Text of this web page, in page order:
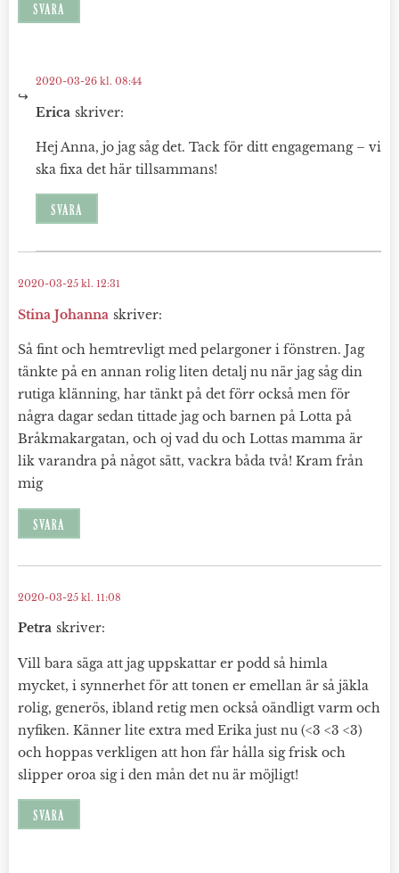
SVARA
Erica skriver:
2020-03-26 kl. 08:44
Hej Anna, jo jag såg det. Tack för ditt engagemang – vi
ska fixa det här tillsammans!
SVARA
Stina Johanna skriver:
2020-03-25 kl. 12:31
Så fint och hemtrevligt med pelargoner i fönstren. Jag
tänkte på en annan rolig liten detalj nu när jag såg din
rutiga klänning, har tänkt på det förr också men för
några dagar sedan tittade jag och barnen på Lotta på
Bråkmakargatan, och oj vad du och Lottas mamma är
lik varandra på något sätt, vackra båda två! Kram från
mig
SVARA
Petra skriver:
2020-03-25 kl. 11:08
Vill bara säga att jag uppskattar er podd så himla
mycket, i synnerhet för att tonen er emellan är så jäkla
rolig, generös, ibland retig men också oändligt varm och
nyfiken. Känner lite extra med Erika just nu (<3 <3 <3)
och hoppas verkligen att hon får hålla sig frisk och
slipper oroa sig i den mån det nu är möjligt!
SVARA